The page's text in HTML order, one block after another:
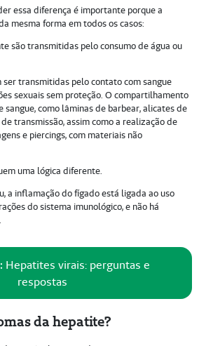
essa diferença é importante porque a
mesma forma em todos os casos:
são transmitidas pelo consumo de água ou
ser transmitidas pelo contato com sangue
sexuais sem proteção. O compartilhamento
sangue, como lâminas de barbear, alicates de
transmissão, assim como a realização de
e piercings, com materiais não
uma lógica diferente.
a inflamação do fígado está ligada ao uso
do sistema imunológico, e não há
Hepatites virais: perguntas e
respostas
da hepatite?